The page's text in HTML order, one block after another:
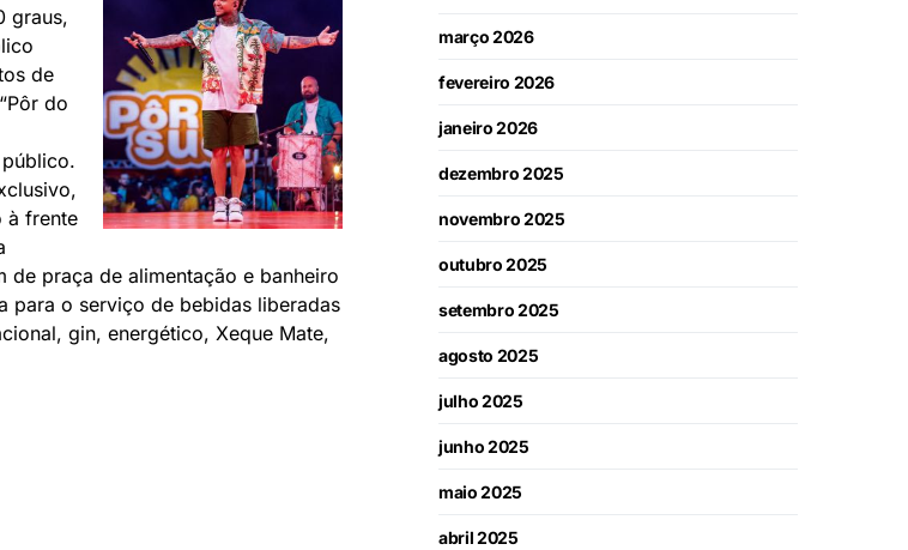
graus,
de
do
à frente
de praça de alimentação e banheiro
para o serviço de bebidas liberadas
gin, energético, Xeque Mate,
março 2026
fevereiro 2026
janeiro 2026
dezembro 2025
novembro 2025
outubro 2025
setembro 2025
agosto 2025
julho 2025
junho 2025
maio 2025
abril 2025